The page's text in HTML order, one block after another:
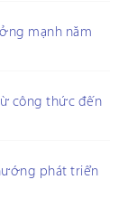
mạnh năm
công thức đến
phát triển